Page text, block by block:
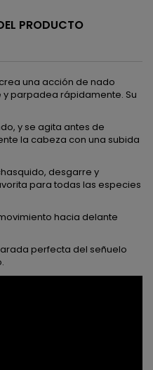
PRODUCTO
una acción de nado
parpadea rápidamente. Su
y se agita antes de
la cabeza con una subida
desgarre y
para todas las especies
hacia delante
perfecta del señuelo